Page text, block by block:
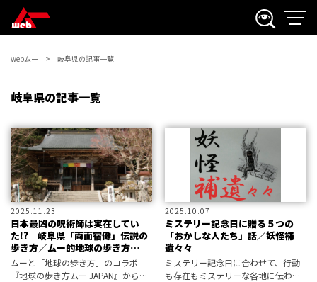
webムー 岐阜県の記事一覧
岐阜県の記事一覧
2025.11.23
日本最凶の呪術師は実在してい
た!? 岐阜県「両面宿儺」伝説の
歩き方／ムー的地球の歩き方
JAPAN
ムーと「地球の歩き方」のコラボ
『地球の歩き方ムー JAPAN』から、
2025.10.07
ミステリー記念日に贈る５つの
「おかしな人たち」話／妖怪補
遺々々
ミステリー記念日に合わせて、行動
も存在もミステリーな各地に伝わる